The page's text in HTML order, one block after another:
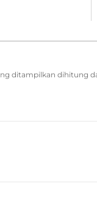
ditampilkan dihitung